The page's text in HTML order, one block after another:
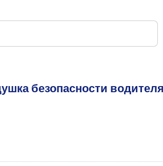
безопасности